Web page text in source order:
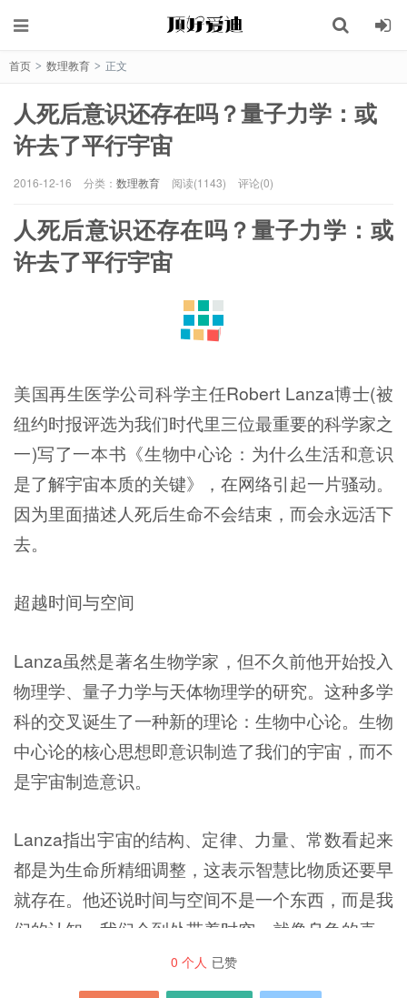
首页 > 数理教育 > 正文
人死后意识还存在吗？量子力学：或
许去了平行宇宙
2016-12-16 分类： 数理教育 阅读(1143) 评论(0)
人死后意识还存在吗？量子力学：或
许去了平行宇宙
美国再生医学公司科学主任Robert Lanza博士(被
纽约时报评选为我们时代里三位最重要的科学家之
一)写了一本书《生物中心论：为什么生活和意识
是了解宇宙本质的关键》，在网络引起一片骚动。
因为里面描述人死后生命不会结束，而会永远活下
去。
超越时间与空间
Lanza虽然是著名生物学家，但不久前他开始投入
物理学、量子力学与天体物理学的研究。这种多学
科的交叉诞生了一种新的理论：生物中心论。生物
中心论的核心思想即意识制造了我们的宇宙，而不
是宇宙制造意识。
Lanza指出宇宙的结构、定律、力量、常数看起来
都是为生命所精细调整，这表示智慧比物质还要早
就存在。他还说时间与空间不是一个东西，而是我
们的认知。我们会到处带着时空，就像乌龟的壳一
样，所以当壳脱落后我们还是会存在。
0 个人 已赞